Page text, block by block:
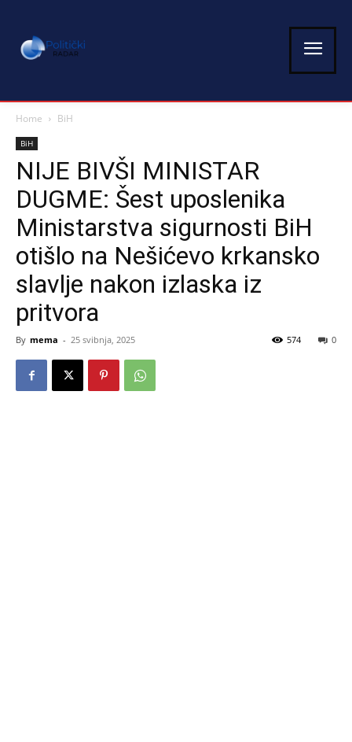
Home BiH
BiH
NIJE BIVŠI MINISTAR
DUGME: Šest uposlenika
Ministarstva sigurnosti BiH
otišlo na Nešićevo krkansko
slavlje nakon izlaska iz
pritvora
By mema - 25 svibnja, 2025 0
574